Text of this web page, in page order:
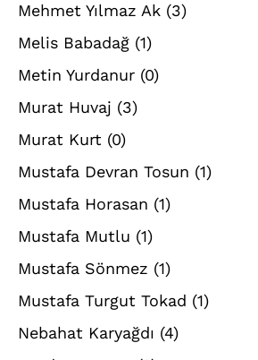
Mehmet Yılmaz Ak (3)
Melis Babadağ (1)
Metin Yurdanur (0)
Murat Huvaj (3)
Murat Kurt (0)
Mustafa Devran Tosun (1)
Mustafa Horasan (1)
Mustafa Mutlu (1)
Mustafa Sönmez (1)
Mustafa Turgut Tokad (1)
Nebahat Karyağdı (4)